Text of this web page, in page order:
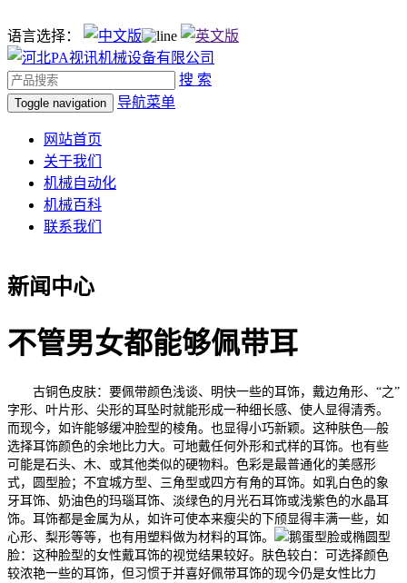
语言选择：
搜 索
Toggle navigation 导航菜单
网站首页
关于我们
机械自动化
机械百科
联系我们
新闻中心
不管男女都能够佩带耳
古铜色皮肤：要佩带颜色浅谈、明快一些的耳饰，戴边角形、“之”
字形、叶片形、尖形的耳坠时就能形成一种细长感、使人显得清秀。
而现今，如许能够缓冲脸型的棱角。也显得小巧新颖。这种肤色—般
选择耳饰颜色的余地比力大。可地戴任何外形和式样的耳饰。也有些
可能是石头、木、或其他类似的硬物料。色彩是最普通化的美感形
式，圆型脸；不宜城方型、三角型或四方有角的耳饰。如乳白色的象
牙耳饰、奶油色的玛瑙耳饰、淡绿色的月光石耳饰或浅紫色的水晶耳
饰。耳饰都是金属为从，如许可使本来瘦尖的下颀显得丰满一些，如
心形、梨形等等，也有用塑料做为材料的耳饰。
鹅蛋型脸或椭圆型
脸：这种脸型的女性戴耳饰的视觉结果较好。肤色较白：可选择颜色
较浓艳一些的耳饰，但习惯于并喜好佩带耳饰的现今仍是女性比力